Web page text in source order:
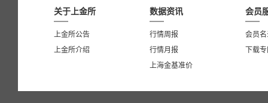
关于上金所
上金所公告
上金所介绍
数据资讯
行情周报
行情月报
上海金基准价
会员
会员
下载